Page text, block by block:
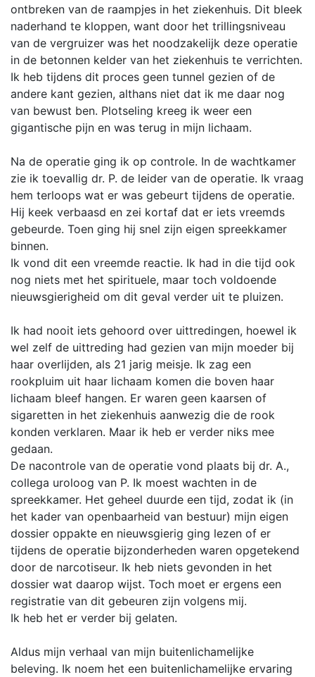
ontbreken van de raampjes in het ziekenhuis. Dit bleek
naderhand te kloppen, want door het trillingsniveau
van de vergruizer was het noodzakelijk deze operatie
in de betonnen kelder van het ziekenhuis te verrichten.
Ik heb tijdens dit proces geen tunnel gezien of de
andere kant gezien, althans niet dat ik me daar nog
van bewust ben. Plotseling kreeg ik weer een
gigantische pijn en was terug in mijn lichaam.
Na de operatie ging ik op controle. In de wachtkamer
zie ik toevallig dr. P. de leider van de operatie. Ik vraag
hem terloops wat er was gebeurt tijdens de operatie.
Hij keek verbaasd en zei kortaf dat er iets vreemds
gebeurde. Toen ging hij snel zijn eigen spreekkamer
binnen.
Ik vond dit een vreemde reactie. Ik had in die tijd ook
nog niets met het spirituele, maar toch voldoende
nieuwsgierigheid om dit geval verder uit te pluizen.
Ik had nooit iets gehoord over uittredingen, hoewel ik
wel zelf de uittreding had gezien van mijn moeder bij
haar overlijden, als 21 jarig meisje. Ik zag een
rookpluim uit haar lichaam komen die boven haar
lichaam bleef hangen. Er waren geen kaarsen of
sigaretten in het ziekenhuis aanwezig die de rook
konden verklaren. Maar ik heb er verder niks mee
gedaan.
De nacontrole van de operatie vond plaats bij dr. A.,
collega uroloog van P. Ik moest wachten in de
spreekkamer. Het geheel duurde een tijd, zodat ik (in
het kader van openbaarheid van bestuur) mijn eigen
dossier oppakte en nieuwsgierig ging lezen of er
tijdens de operatie bijzonderheden waren opgetekend
door de narcotiseur. Ik heb niets gevonden in het
dossier wat daarop wijst. Toch moet er ergens een
registratie van dit gebeuren zijn volgens mij.
Ik heb het er verder bij gelaten.
Aldus mijn verhaal van mijn buitenlichamelijke
beleving. Ik noem het een buitenlichamelijke ervaring